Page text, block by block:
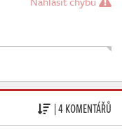
| 4 KOMENTÁŘŮ